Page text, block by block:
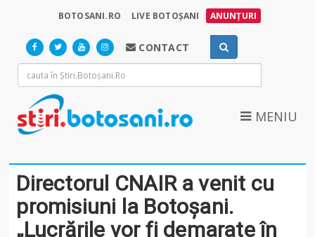
BOTOSANI.RO LIVE BOTOȘANI ANUNȚURI
CONTACT
MENIU
Directorul CNAIR a venit cu
promisiuni la Botoșani.
„Lucrările vor fi demarate în